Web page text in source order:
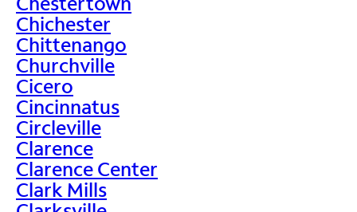
Chichester
Chittenango
Churchville
Cicero
Cincinnatus
Circleville
Clarence
Clarence Center
Clark Mills